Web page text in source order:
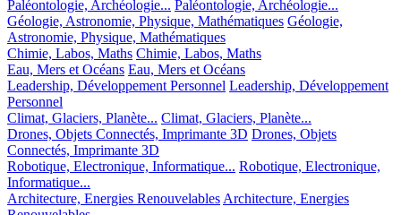
Paléontologie, Archéologie... Paléontologie, Archéologie...
Géologie, Astronomie, Physique, Mathématiques Géologie,
Astronomie, Physique, Mathématiques
Chimie, Labos, Maths Chimie, Labos, Maths
Eau, Mers et Océans Eau, Mers et Océans
Leadership, Développement Personnel Leadership, Développement
Personnel
Climat, Glaciers, Planète... Climat, Glaciers, Planète...
Drones, Objets Connectés, Imprimante 3D Drones, Objets
Connectés, Imprimante 3D
Robotique, Electronique, Informatique... Robotique, Electronique,
Informatique...
Architecture, Energies RenouvelablesArchitecture, Energies